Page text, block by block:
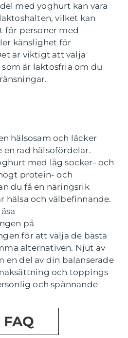
med yoghurt kan vara
vilket kan
för personer med
känslighet för
är viktigt att välja
är laktosfria om du
hälsosam och läcker
rad hälsofördelar.
med låg socker- och
protein- och
du få en näringsrik
hälsa och välbefinnande.
på
för att välja de bästa
alternativen. Njut av
en del av din balanserade
och toppings
och spännande
FAQ